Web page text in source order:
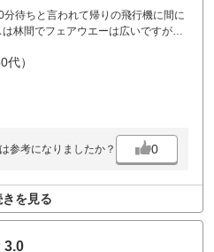
待ちと言われて帰りの飛行機に間に
林間でフェアウエーは広いですがラ
リスと鹿に出会いました。熊が出る
ハンバーグ、ツレはスープカレーを
な感じで残念でした。
代）
参考になりましたか？ 0
きを見る
3.0